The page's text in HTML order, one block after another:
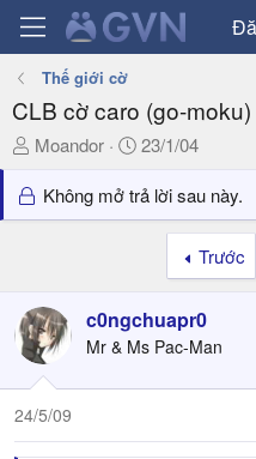
Thế giới cờ
CLB cờ caro (go-
T
r
e
t
a
r
e
r
Moandor
N
à
y
23/1/04
Không mở trả lời sau này.
Trước
c0ngchuapr0
Mr & Ms Pac-Man
24/5/09